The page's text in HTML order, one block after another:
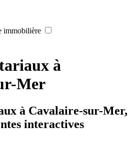
immobilière
à
Mer
à Cavalaire-sur-Mer,
interactives